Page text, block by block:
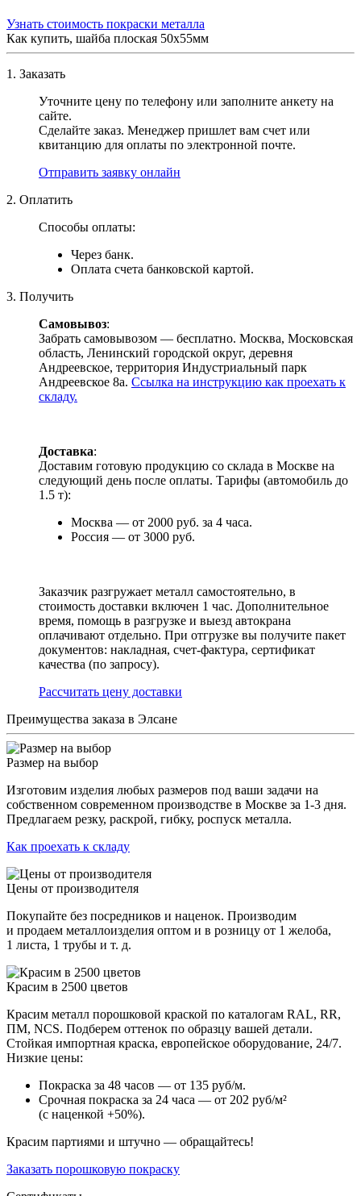
Узнать стоимость покраски металла
Как купить, шайба плоская 50х55мм
1. Заказать
Уточните цену по телефону или заполните анкету на
сайте.
Сделайте заказ. Менеджер пришлет вам счет или
квитанцию для оплаты по электронной почте.
Отправить заявку онлайн
2. Оплатить
Способы оплаты:
Через банк.
Оплата счета банковской картой.
3. Получить
Самовывоз:
Забрать самовывозом — бесплатно. Москва, Московская
область, Ленинский городской округ, деревня
Андреевское, территория Индустриальный парк
Андреевское 8а. Ссылка на инструкцию как проехать к
складу.
Доставка:
Доставим готовую продукцию со склада в Москве на
следующий день после оплаты. Тарифы (автомобиль до
1.5 т):
Москва — от 2000 руб. за 4 часа.
Россия — от 3000 руб.
Заказчик разгружает металл самостоятельно, в
стоимость доставки включен 1 час. Дополнительное
время, помощь в разгрузке и выезд автокрана
оплачивают отдельно. При отгрузке вы получите пакет
документов: накладная, счет-фактура, сертификат
качества (по запросу).
Раcсчитать цену доставки
Преимущества заказа в Элсане
Размер на выбор
Изготовим изделия любых размеров под ваши задачи на
собственном современном производстве в Москве за 1-3 дня.
Предлагаем резку, раскрой, гибку, роспуск металла.
Как проехать к складу
Цены от производителя
Покупайте без посредников и наценок. Производим
и продаем металлоизделия оптом и в розницу от 1 желоба,
1 листа, 1 трубы и т. д.
Красим в 2500 цветов
Красим металл порошковой краской по каталогам RAL, RR,
ПМ, NCS. Подберем оттенок по образцу вашей детали.
Стойкая импортная краска, европейское оборудование, 24/7.
Низкие цены:
Покраска за 48 часов — от 135 руб/м.
Срочная покраска за 24 часа — от 202 руб/м²
(с наценкой +50%).
Красим партиями и штучно — обращайтесь!
Заказать порошковую покраску